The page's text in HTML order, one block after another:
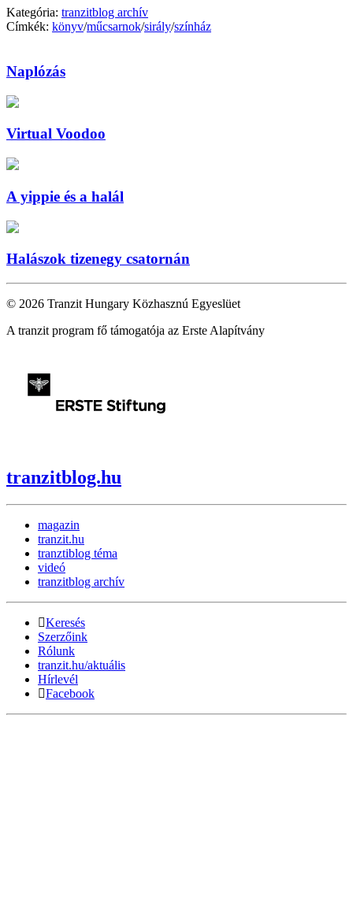
Kategória: tranzitblog archív
Címkék: könyv/műcsarnok/sirály/színház
Naplózás
Virtual Voodoo
A yippie és a halál
Halászok tizenegy csatornán
© 2026 Tranzit Hungary Közhasznú Egyeslüet
A tranzit program fő támogatója az Erste Alapítvány
tranzitblog.hu
magazin
tranzit.hu
tranztiblog téma
videó
tranzitblog archív
Keresés
Szerzőink
Rólunk
tranzit.hu/aktuális
Hírlevél
Facebook